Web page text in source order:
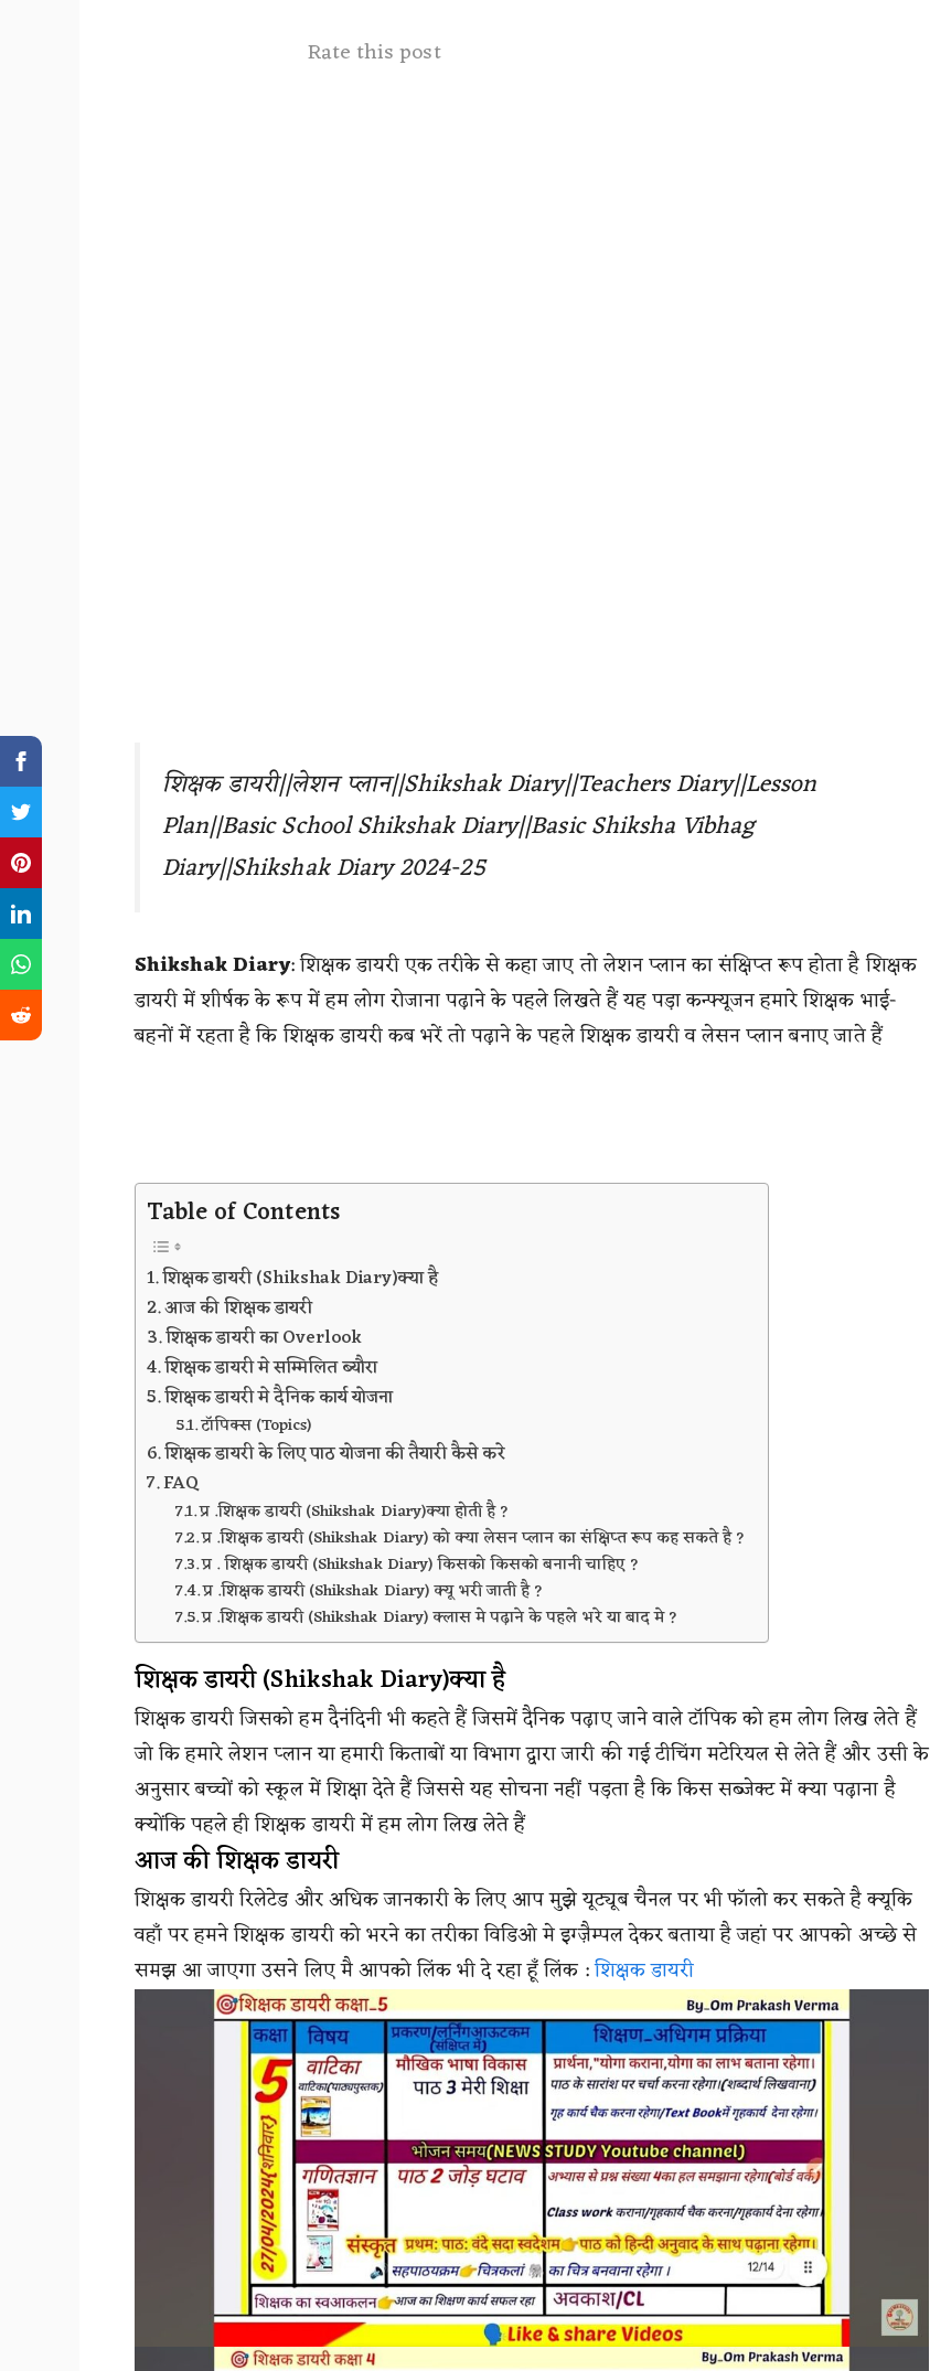
Rate this post
शिक्षक डायरी||लेशन प्लान||Shikshak Diary||Teachers Diary||Lesson
Plan||Basic School Shikshak Diary||Basic Shiksha Vibhag
Diary||Shikshak Diary 2024-25
Shikshak Diary: शिक्षक डायरी एक तरीके से कहा जाए तो लेशन प्लान का संक्षिप्त रूप होता है शिक्षक
डायरी में शीर्षक के रूप में हम लोग रोजाना पढ़ाने के पहले लिखते हैं यह पड़ा कन्फ्यूजन हमारे शिक्षक भाई-
बहनों में रहता है कि शिक्षक डायरी कब भरें तो पढ़ाने के पहले शिक्षक डायरी व लेसन प्लान बनाए जाते हैं
Table of Contents
शिक्षक डायरी (Shikshak Diary)क्या है
आज की शिक्षक डायरी
शिक्षक डायरी का Overlook
शिक्षक डायरी मे सम्मिलित ब्यौरा
शिक्षक डायरी मे दैनिक कार्य योजना
टॉपिक्स (Topics)
शिक्षक डायरी के लिए पाठ योजना की तैयारी कैसे करे
FAQ
प्र .शिक्षक डायरी (Shikshak Diary)क्या होती है ?
प्र .शिक्षक डायरी (Shikshak Diary) को क्या लेसन प्लान का संक्षिप्त रूप कह सकते है ?
प्र . शिक्षक डायरी (Shikshak Diary) किसको किसको बनानी चाहिए ?
प्र .शिक्षक डायरी (Shikshak Diary) क्यू भरी जाती है ?
प्र .शिक्षक डायरी (Shikshak Diary) क्लास मे पढ़ाने के पहले भरे या बाद मे ?
शिक्षक डायरी (Shikshak Diary)क्या है
शिक्षक डायरी जिसको हम दैनंदिनी भी कहते हैं जिसमें दैनिक पढ़ाए जाने वाले टॉपिक को हम लोग लिख लेते हैं
जो कि हमारे लेशन प्लान या हमारी किताबों या विभाग द्वारा जारी की गई टीचिंग मटेरियल से लेते हैं और उसी के
अनुसार बच्चों को स्कूल में शिक्षा देते हैं जिससे यह सोचना नहीं पड़ता है कि किस सब्जेक्ट में क्या पढ़ाना है
क्योंकि पहले ही शिक्षक डायरी में हम लोग लिख लेते हैं
आज की शिक्षक डायरी
शिक्षक डायरी रिलेटेड और अधिक जानकारी के लिए आप मुझे यूट्यूब चैनल पर भी फॉलो कर सकते है क्यूकि
वहाँ पर हमने शिक्षक डायरी को भरने का तरीका विडिओ मे इग्ज़ैम्पल देकर बताया है जहां पर आपको अच्छे से
समझ आ जाएगा उसने लिए मै आपको लिंक भी दे रहा हूँ लिंक :शिक्षक डायरी